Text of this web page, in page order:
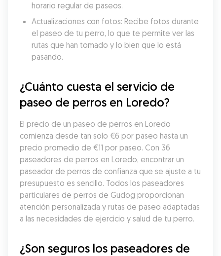
horario regular de paseos.
Actualizaciones con fotos: Recibe fotos durante
el paseo de tu perro, lo que te permite ver las
rutas que han tomado y lo bien que lo está
pasando.
¿Cuánto cuesta el servicio de
paseo de perros en Loredo?
El precio de un paseo de perros en Loredo
comienza desde tan solo €6 por paseo hasta un
precio promedio de €11 por paseo. Con 36
paseadores de perros en Loredo, encontrar un
paseador de perros de confianza que se ajuste a tu
presupuesto es sencillo. Todos los paseadores
particulares de perros de Gudog proporcionan
atención personalizada y rutas de paseo adaptadas
a las necesidades de ejercicio y salud de tu perro.
¿Son seguros los paseadores de